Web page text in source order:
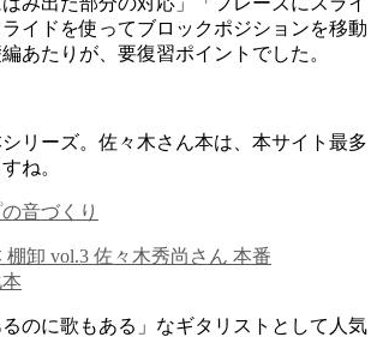
イドを使ってブロックポジションを移動
あたりが、要復習ポイントでした。
リーズ。佐々木さん本は、本サイト最多
ね。
音づくり
棚卸 vol.3 佐々木秀尚さん 本番
のに歌もある」なギタリストとして人気